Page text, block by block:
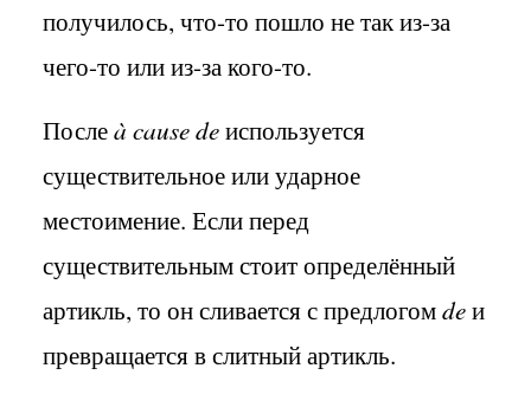
получилось, что-то пошло не так из-за
чего-то или из-за кого-то.
Послеà cause deиспользуется
существительное или ударное
местоимение. Если перед
существительным стоит определённый
артикль, то он сливается с предлогомdeи
превращается в слитный артикль.